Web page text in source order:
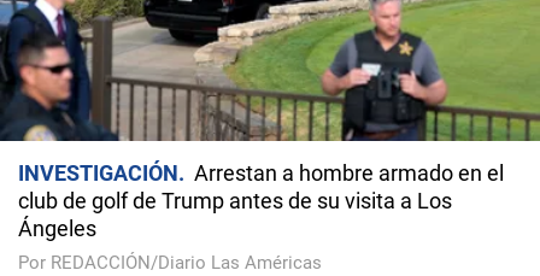
INVESTIGACIÓN
Arrestan a hombre armado en el
club de golf de Trump antes de su visita a Los
Ángeles
Por REDACCIÓN/Diario Las Américas